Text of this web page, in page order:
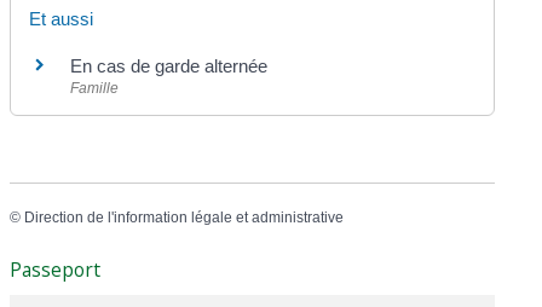
Et aussi
En cas de garde alternée
Famille
© Direction de l'information légale et administrative
Passeport